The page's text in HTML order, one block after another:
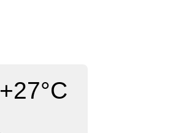
+27°C